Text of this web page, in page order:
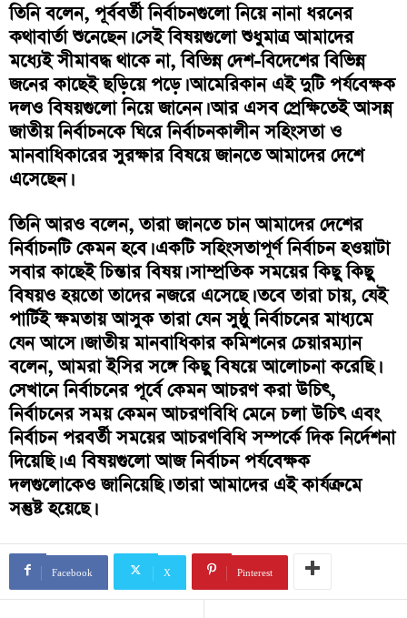
তিনি বলেন, পূর্ববর্তী নির্বাচনগুলো নিয়ে নানা ধরনের
কথাবার্তা শুনেছেন। সেই বিষয়গুলো শুধুমাত্র আমাদের
মধ্যেই সীমাবদ্ধ থাকে না, বিভিন্ন দেশ-বিদেশের বিভিন্ন
জনের কাছেই ছড়িয়ে পড়ে। আমেরিকান এই দুটি পর্যবেক্ষক
দলও বিষয়গুলো নিয়ে জানেন। আর এসব প্রেক্ষিতেই আসন্ন
জাতীয় নির্বাচনকে ঘিরে নির্বাচনকালীন সহিংসতা ও
মানবাধিকারের সুরক্ষার বিষয়ে জানতে আমাদের দেশে
এসেছেন।
তিনি আরও বলেন, তারা জানতে চান আমাদের দেশের
নির্বাচনটি কেমন হবে। একটি সহিংসতাপূর্ণ নির্বাচন হওয়াটা
সবার কাছেই চিন্তার বিষয়। সাম্প্রতিক সময়ের কিছু কিছু
বিষয়ও হয়তো তাদের নজরে এসেছে। তবে তারা চায়, যেই
পার্টিই ক্ষমতায় আসুক তারা যেন সুষ্ঠু নির্বাচনের মাধ্যমে
যেন আসে। জাতীয় মানবাধিকার কমিশনের চেয়ারম্যান
বলেন, আমরা ইসির সঙ্গে কিছু বিষয়ে আলোচনা করেছি।
সেখানে নির্বাচনের পূর্বে কেমন আচরণ করা উচিৎ,
নির্বাচনের সময় কেমন আচরণবিধি মেনে চলা উচিৎ এবং
নির্বাচন পরবর্তী সময়ের আচরণবিধি সম্পর্কে দিক নির্দেশনা
দিয়েছি। এ বিষয়গুলো আজ নির্বাচন পর্যবেক্ষক
দলগুলোকেও জানিয়েছি। তারা আমাদের এই কার্যক্রমে
সন্তুষ্ট হয়েছে।
Facebook X Pinterest